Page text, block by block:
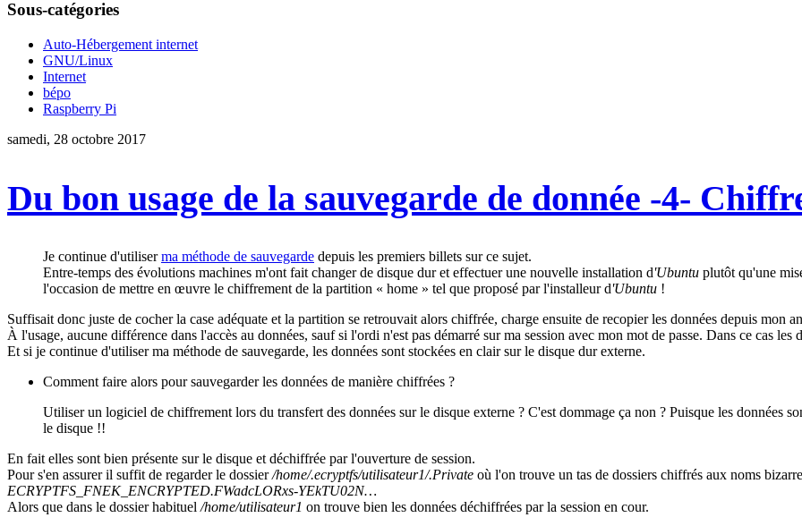
Sous-catégories
Auto-Hébergement internet
GNU/Linux
Internet
bépo
Raspberry Pi
samedi, 28 octobre 2017
Du bon usage de la sauvegarde de donnée -4-
Je continue d'utiliserma méthode de sauvegarde depuis les premiers billets sur ce sujet.
Entre-temps des évolutions machines m'ont fait changer de disque dur et effectuer une nouvelle installation d'Ubuntu plutôt qu'une
l'occasion de mettre en œuvre le chiffrement de la partition « home » tel que proposé par l'installeur d'Ubuntu !
Suffisait donc juste de cocher la case adéquate et la partition se retrouvait alors chiffrée, charge ensuite de recopier les données depuis mon
À l'usage, aucune différence dans l'accès au données, sauf si l'ordi n'est pas démarré sur ma session avec mon mot de passe. Dans ce cas les
Et si je continue d'utiliser ma méthode de sauvegarde, les données sont stockées en clair sur le disque dur externe.
Comment faire alors pour sauvegarder les données de manière chiffrées ?
Utiliser un logiciel de chiffrement lors du transfert des données sur le disque externe ? C'est dommage ça non ? Puisque les données
le disque !!
En fait elles sont bien présente sur le disque et déchiffrée par l'ouverture de session.
Pour s'en assurer il suffit de regarder le dossier/home/.ecryptfs/utilisateur1/.Private où l'on trouve un tas de dossiers chiffrés aux noms
ECRYPTFS_FNEK_ENCRYPTED.FWadcLORxs-YEkTU02N…
Alors que dans le dossier habituel /home/utilisateur1 on trouve bien les données déchiffrées par la session en cour.